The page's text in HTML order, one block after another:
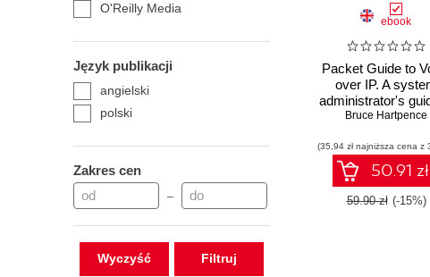
O'Reilly Media
Język publikacji
angielski
polski
Zakres cen
–
Wyczyść
ebook
Packet Guide to
over IP. A
administrator's
VoIP technologies
Bruce Hartpence
(35,94 zł najniższa cena z
50.91 zł
59.90 zł (-15%)